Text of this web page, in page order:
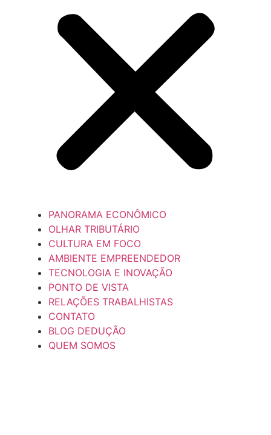
PANORAMA ECONÔMICO
OLHAR TRIBUTÁRIO
CULTURA EM FOCO
AMBIENTE EMPREENDEDOR
TECNOLOGIA E INOVAÇÃO
PONTO DE VISTA
RELAÇÕES TRABALHISTAS
CONTATO
BLOG DEDUÇÃO
QUEM SOMOS